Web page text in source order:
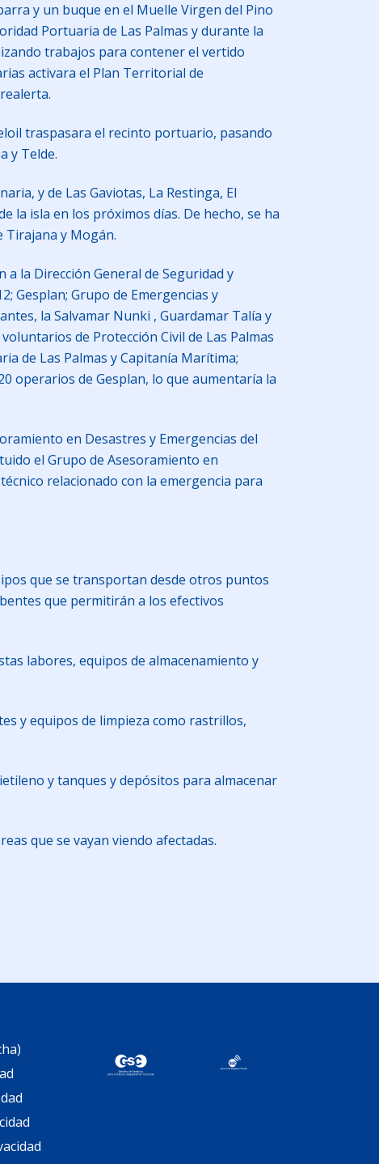
y un buque en el Muelle Virgen del Pino
Portuaria de Las Palmas y durante la
trabajos para contener el vertido
activara el Plan Territorial de
traspasara el recinto portuario, pasando
y Telde.
y de Las Gaviotas, La Restinga, El
la isla en los próximos días. De hecho, se ha
Tirajana y Mogán.
la Dirección General de Seguridad y
Gesplan; Grupo de Emergencias y
la Salvamar Nunki , Guardamar Talía y
de Protección Civil de Las Palmas
de Las Palmas y Capitanía Marítima;
operarios de Gesplan, lo que aumentaría la
en Desastres y Emergencias del
el Grupo de Asesoramiento en
relacionado con la emergencia para
que se transportan desde otros puntos
que permitirán a los efectivos
labores, equipos de almacenamiento y
y equipos de limpieza como rastrillos,
y tanques y depósitos para almacenar
que se vayan viendo afectadas.